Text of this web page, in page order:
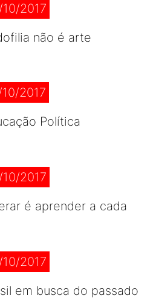
2017
não é arte
2017
Política
2017
é aprender a cada
2017
em busca do passado